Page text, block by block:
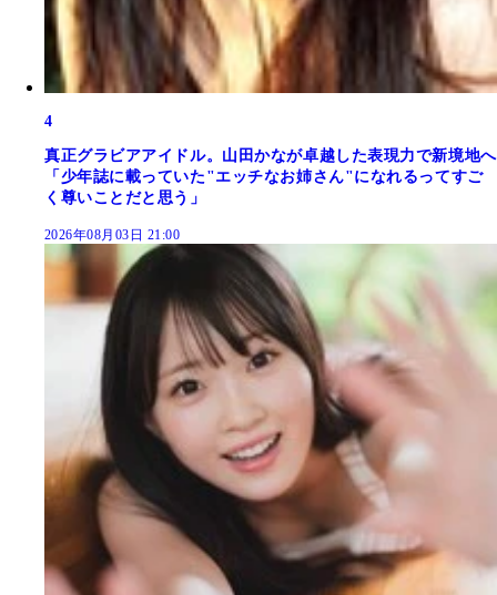
4
真正グラビアアイドル。山田かなが卓越した表現力で新境地へ
「少年誌に載っていた"エッチなお姉さん"になれるってすご
く尊いことだと思う」
2026年08月03日 21:00